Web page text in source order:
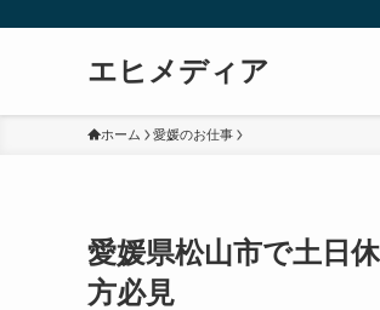
エヒメディア
ホーム 愛媛のお仕事
愛媛県松山市で土日
方必見